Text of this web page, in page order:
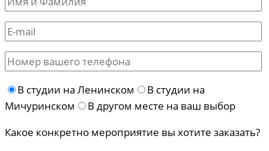
В студии на Ленинском
В студии на
Мичуринском
В другом месте на ваш выбор
Какое конкретно мероприятие вы хотите заказать?